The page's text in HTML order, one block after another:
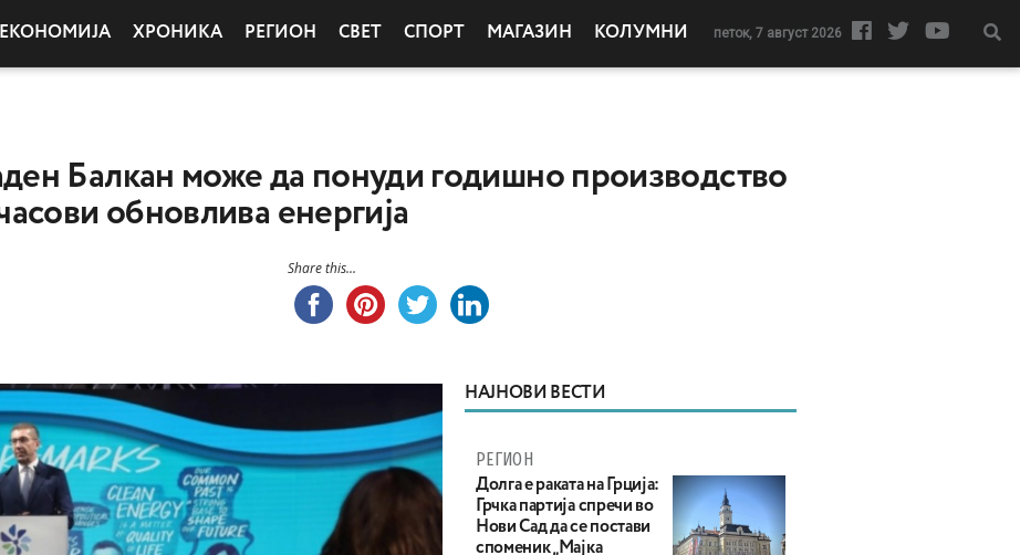
ЕКОНОМИЈА ХРОНИКА РЕГИОН СВЕТ СПОРТ МАГАЗИН КОЛУМНИ петок, 7 август 2026
Балкан може да понуди годишно производство
обновлива енергија
Share this...
НАЈНОВИ ВЕСТИ
РЕГИОН
Долга е раката на Грција:
Грчка партија спречи во
Нови Сад да се постави
споменик „Мајка